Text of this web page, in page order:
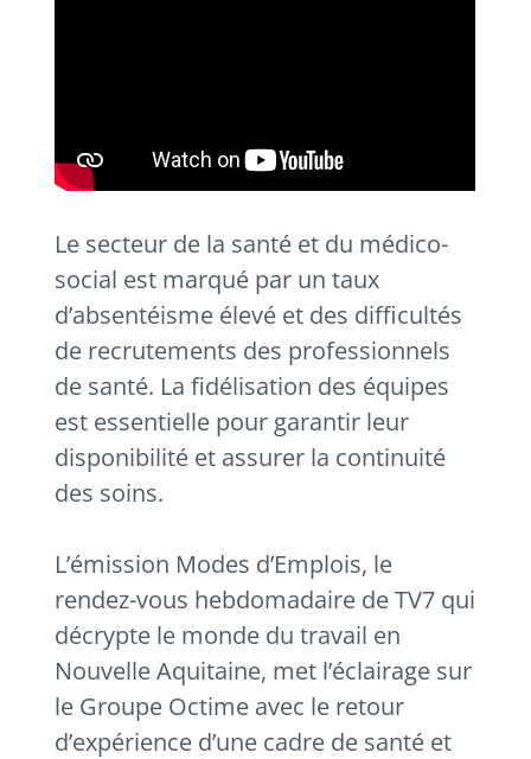
Le secteur de la santé et du médico-
social est marqué par un taux
d’absentéisme élevé et des difficultés
de recrutements des professionnels
de santé. La fidélisation des équipes
est essentielle pour garantir leur
disponibilité et assurer la continuité
des soins.
L’émission Modes d’Emplois, le
rendez-vous hebdomadaire de TV7 qui
décrypte le monde du travail en
Nouvelle Aquitaine, met l’éclairage sur
le Groupe Octime avec le retour
d’expérience d’une cadre de santé et